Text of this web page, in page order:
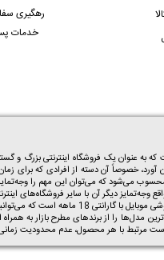
رهگیری
خدمات
آورد، خصوصاً آن دسته از افرادی که برای
می‌شود که می‌توان این مهم را
فروشگاه 19کالا و در واقع وجه‌تمایز دیگر
دهید. همچنین شما می‌توانید علاوه بر گوشی در این سایت اقدام به خرید
مدل‌ها را از برندهای مطرح بازار به همراه
مرتبط با هر محصول، عدم محدودیت زمانی